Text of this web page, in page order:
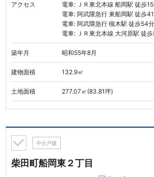
アクセス
電車: ＪＲ東北本線 船岡駅 徒歩
電車: 阿武隈急行 東船岡駅 徒歩
電車: 阿武隈急行 槻木駅 徒歩54分
電車: ＪＲ東北本線 大河原駅 徒
築年月 昭和55年8月
建物面積 132.9㎡
土地面積 277.07㎡(83.81坪)
中古戸建
柴田町船岡東２丁目